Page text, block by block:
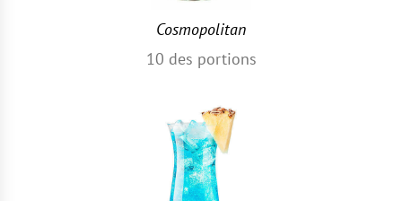
Cosmopolitan
10 des portions